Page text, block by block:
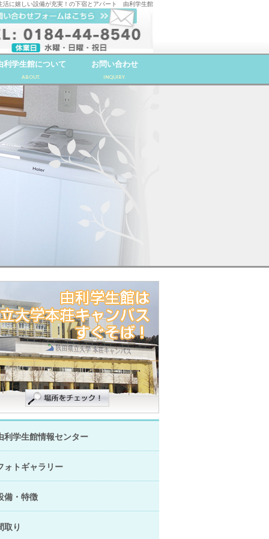
活に嬉しい設備が充実！の下宿とアパート 由利学生館
利学生館について
ABOUT.
お問い合わせ
INQUIRY.
利学生館情報センター
ォトギャラリー
備・特徴
取り